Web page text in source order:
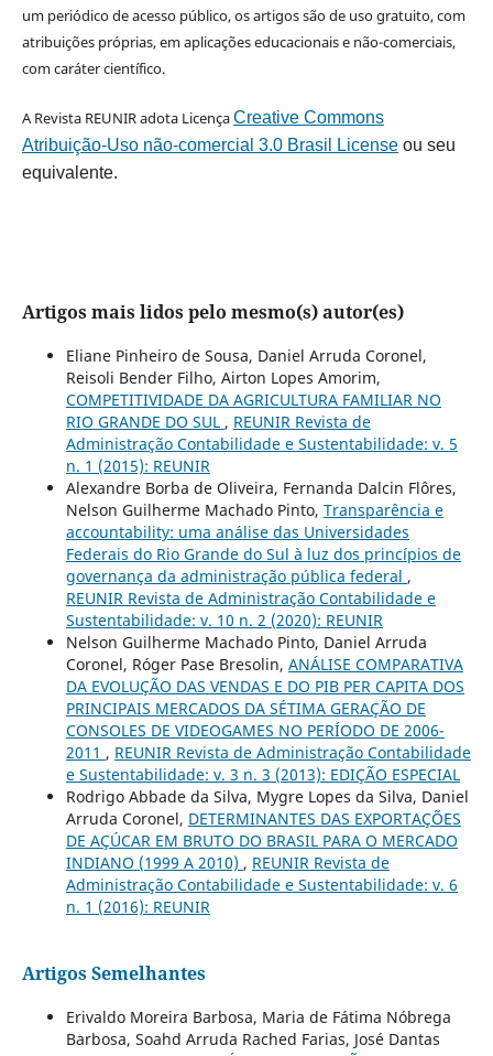
um periódico de acesso público, os artigos são de uso gratuito, com
atribuições próprias, em aplicações educacionais e não-comerciais,
com caráter científico.
A Revista REUNIR adota LicençaCreative Commons
Atribuição-Uso não-comercial 3.0 Brasil Licenseou seu
equivalente.
Artigos mais lidos pelo mesmo(s) autor(es)
Eliane Pinheiro de Sousa, Daniel Arruda Coronel,
Reisoli Bender Filho, Airton Lopes Amorim,
COMPETITIVIDADE DA AGRICULTURA FAMILIAR NO
RIO GRANDE DO SUL , REUNIR Revista de
Administração Contabilidade e Sustentabilidade: v. 5
n. 1 (2015): REUNIR
Alexandre Borba de Oliveira, Fernanda Dalcin Flôres,
Nelson Guilherme Machado Pinto, Transparência e
accountability: uma análise das Universidades
Federais do Rio Grande do Sul à luz dos princípios de
governança da administração pública federal ,
REUNIR Revista de Administração Contabilidade e
Sustentabilidade: v. 10 n. 2 (2020): REUNIR
Nelson Guilherme Machado Pinto, Daniel Arruda
Coronel, Róger Pase Bresolin, ANÁLISE COMPARATIVA
DA EVOLUÇÃO DAS VENDAS E DO PIB PER CAPITA DOS
PRINCIPAIS MERCADOS DA SÉTIMA GERAÇÃO DE
CONSOLES DE VIDEOGAMES NO PERÍODO DE 2006-
2011 , REUNIR Revista de Administração Contabilidade
e Sustentabilidade: v. 3 n. 3 (2013): EDIÇÃO ESPECIAL
Rodrigo Abbade da Silva, Mygre Lopes da Silva, Daniel
Arruda Coronel, DETERMINANTES DAS EXPORTAÇÕES
DE AÇÚCAR EM BRUTO DO BRASIL PARA O MERCADO
INDIANO (1999 A 2010) , REUNIR Revista de
Administração Contabilidade e Sustentabilidade: v. 6
n. 1 (2016): REUNIR
Artigos Semelhantes
Erivaldo Moreira Barbosa, Maria de Fátima Nóbrega
Barbosa, Soahd Arruda Rached Farias, José Dantas